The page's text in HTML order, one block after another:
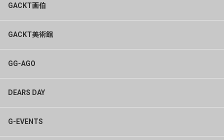
GACKT画伯
GACKT美術館
GG-AGO
DEARS DAY
G-EVENTS